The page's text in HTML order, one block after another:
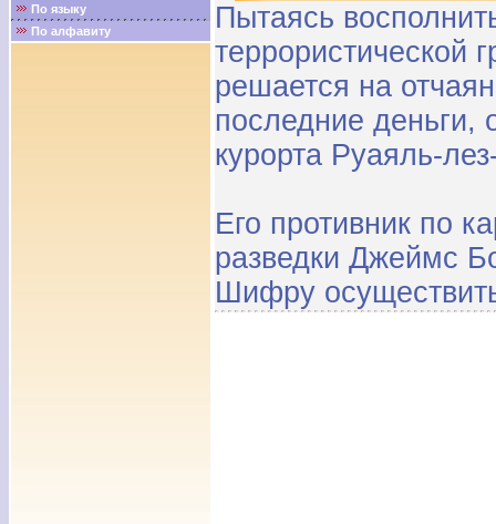
По языку
По алфавиту
Пытаясь
террористической
решается на
последние деньги,
курорта Руаяль-
Его противник по
разведки Джеймс
Шифру